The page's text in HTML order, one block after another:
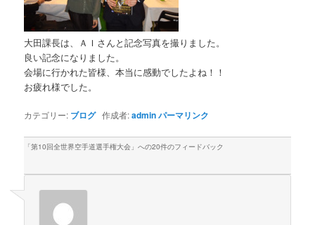
大田課長は、ＡＩさんと記念写真を撮りました。
良い記念になりました。
会場に行かれた皆様、本当に感動でしたよね！！
お疲れ様でした。
カテゴリー: ブログ作成者:adminパーマリンク
「第10回全世界空手道選手権大会 」への20件のフィードバック